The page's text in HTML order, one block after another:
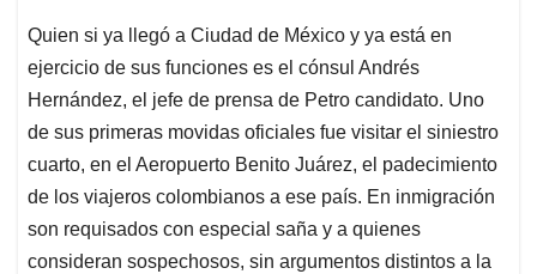
Quien si ya llegó a Ciudad de México y ya está en
ejercicio de sus funciones es el cónsul Andrés
Hernández, el jefe de prensa de Petro candidato. Uno
de sus primeras movidas oficiales fue visitar el siniestro
cuarto, en el Aeropuerto Benito Juárez, el padecimiento
de los viajeros colombianos a ese país. En inmigración
son requisados con especial saña y a quienes
consideran sospechosos, sin argumentos distintos a la